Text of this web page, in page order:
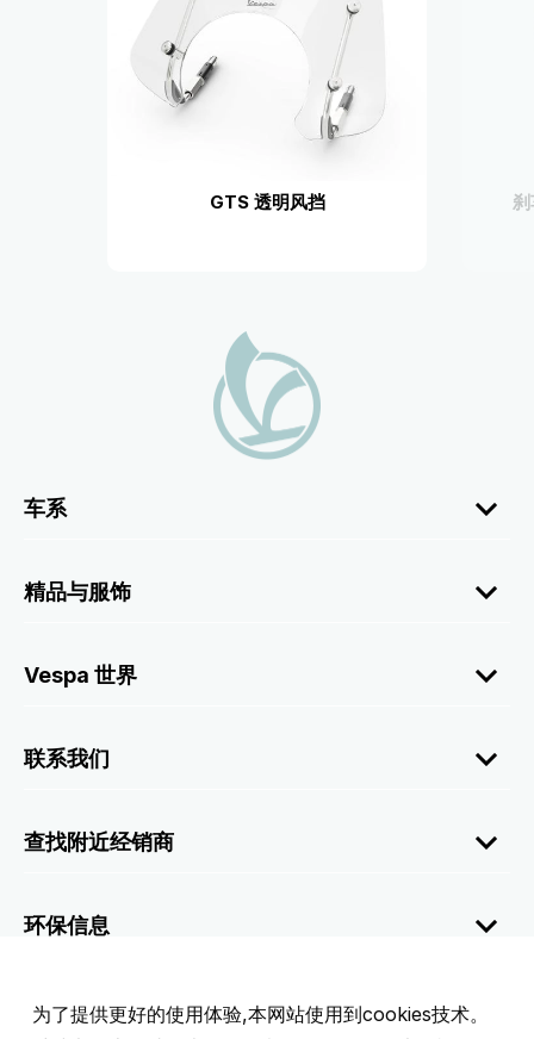
GTS 透明风挡
车系
精品与服饰
Vespa 世界
联系我们
查找附近经销商
环保信息
公司信息
为了提供更好的使用体验,本网站使用到cookies技术。